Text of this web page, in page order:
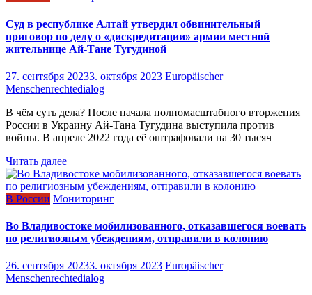
Суд в республике Алтай утвердил обвинительный
приговор по делу о «дискредитации» армии местной
жительнице Ай-Тане Тугудиной
27. сентября 20233. октября 2023 Europäischer
Menschenrechtedialog
В чём суть дела? После начала полномасштабного вторжения
России в Украину Ай-Тана Тугудина выступила против
войны. В апреле 2022 года её оштрафовали на 30 тысяч
Читать далее
В России Мониторинг
Во Владивостоке мобилизованного, отказавшегося воевать
по религиозным убеждениям, отправили в колонию
26. сентября 20233. октября 2023 Europäischer
Menschenrechtedialog